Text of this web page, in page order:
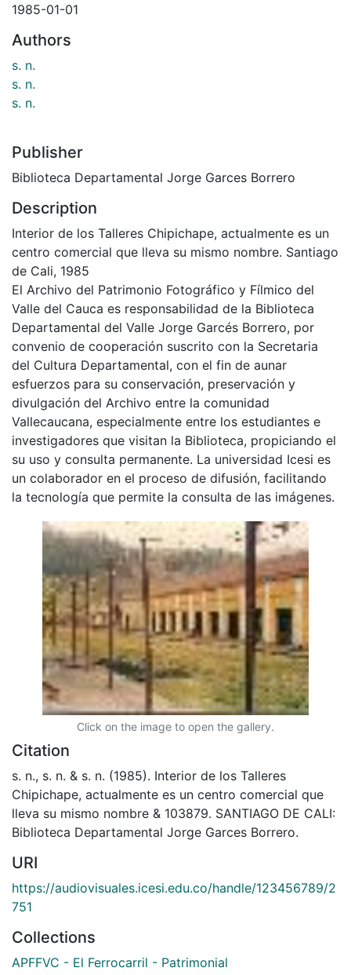
1985-01-01
Authors
s. n.
s. n.
s. n.
Publisher
Biblioteca Departamental Jorge Garces Borrero
Description
Interior de los Talleres Chipichape, actualmente es un
centro comercial que lleva su mismo nombre. Santiago
de Cali, 1985
El Archivo del Patrimonio Fotográfico y Fílmico del
Valle del Cauca es responsabilidad de la Biblioteca
Departamental del Valle Jorge Garcés Borrero, por
convenio de cooperación suscrito con la Secretaria
del Cultura Departamental, con el fin de aunar
esfuerzos para su conservación, preservación y
divulgación del Archivo entre la comunidad
Vallecaucana, especialmente entre los estudiantes e
investigadores que visitan la Biblioteca, propiciando el
su uso y consulta permanente. La universidad Icesi es
un colaborador en el proceso de difusión, facilitando
la tecnología que permite la consulta de las imágenes.
Click on the image to open the gallery.
Citation
s. n., s. n. & s. n. (1985). Interior de los Talleres
Chipichape, actualmente es un centro comercial que
lleva su mismo nombre & 103879. SANTIAGO DE CALI:
Biblioteca Departamental Jorge Garces Borrero.
URI
https://audiovisuales.icesi.edu.co/handle/123456789/2
751
Collections
APFFVC - El Ferrocarril - Patrimonial